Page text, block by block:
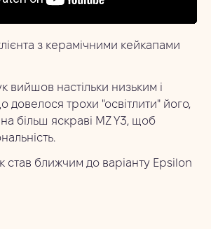
з керамічними кейкапами
вийшов настільки низьким і
довелося трохи "освітлити" його,
більш яскраві MZ Y3, щоб
став ближчим до варіанту Epsilon